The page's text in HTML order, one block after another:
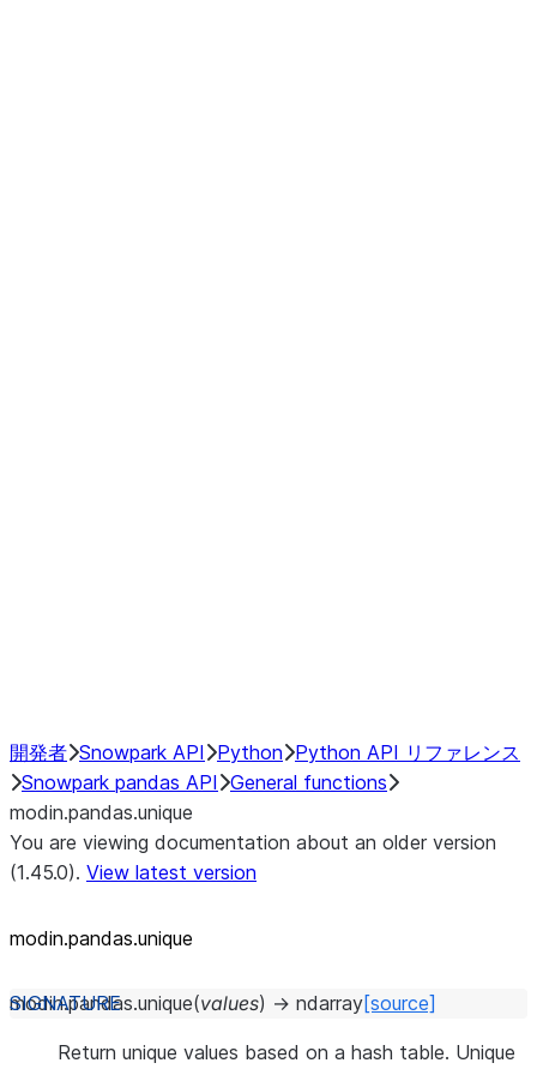
開発者 Snowpark API Python Python API リファレンス
Snowpark pandas API General functions
modin.pandas.unique
You are viewing documentation about an older version
(1.45.0). View latest version
modin.pandas.unique
modin.pandas.unique(values) → ndarray[source]
Return unique values based on a hash table. Unique